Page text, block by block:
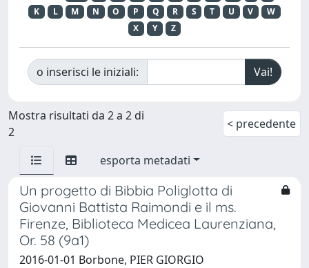
K
L M N O P Q R S T U V
W
X
Y Z
o inserisci le iniziali:
Mostra risultati da 2 a 2 di
2
< precedente
esporta metadati
Un progetto di Bibbia Poliglotta di
Giovanni Battista Raimondi e il ms.
Firenze, Biblioteca Medicea Laurenziana,
Or. 58 (9a1)
2016-01-01 Borbone, PIER GIORGIO